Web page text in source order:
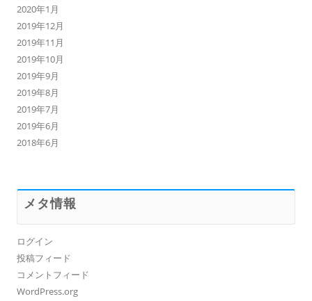
2020年1月
2019年12月
2019年11月
2019年10月
2019年9月
2019年8月
2019年7月
2019年6月
2018年6月
メタ情報
ログイン
投稿フィード
コメントフィード
WordPress.org